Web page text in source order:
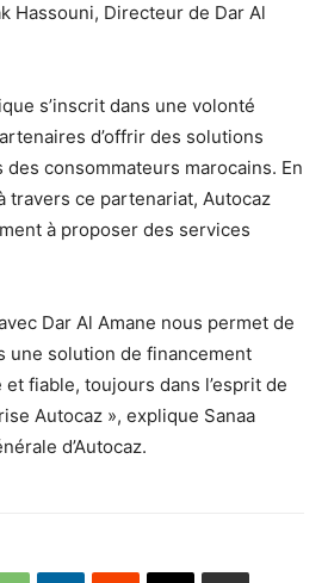
Hassouni, Directeur de Dar Al
s’inscrit dans une volonté
d’offrir des solutions
consommateurs marocains. En
travers ce partenariat, Autocaz
à proposer des services
Dar Al Amane nous permet de
une solution de financement
fiable, toujours dans l’esprit de
Autocaz », explique Sanaa
d’Autocaz.